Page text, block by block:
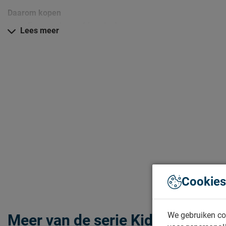
Daarom kopen
Lees meer
Meer van de serie Kiddy
Cookies
We gebruiken